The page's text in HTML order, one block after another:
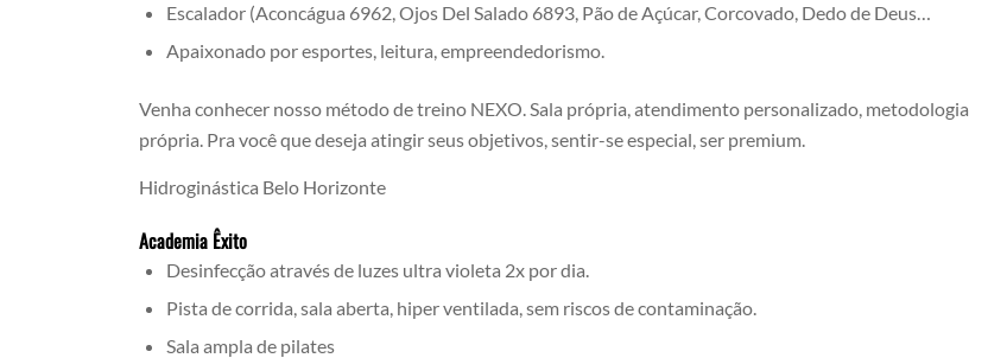
Escalador (Aconcágua 6962, Ojos Del Salado 6893, Pão de Açúcar, Corcovado, Dedo de Deus…
Apaixonado por esportes, leitura, empreendedorismo.
Venha conhecer nosso método de treino NEXO. Sala própria, atendimento personalizado, metodologia
própria. Pra você que deseja atingir seus objetivos, sentir-se especial, ser premium.
Hidroginástica Belo Horizonte
Academia Êxito
Desinfecção através de luzes ultra violeta 2x por dia.
Pista de corrida, sala aberta, hiper ventilada, sem riscos de contaminação.
Sala ampla de pilates